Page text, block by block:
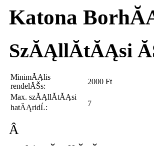
Katona
SzĂĄllĂ­tĂĄsi
MinimĂĄlis
rendelĂŠs:
2000 Ft
Max. szĂĄllĂ­tĂĄsi
hatĂĄridĹ:
7
Â